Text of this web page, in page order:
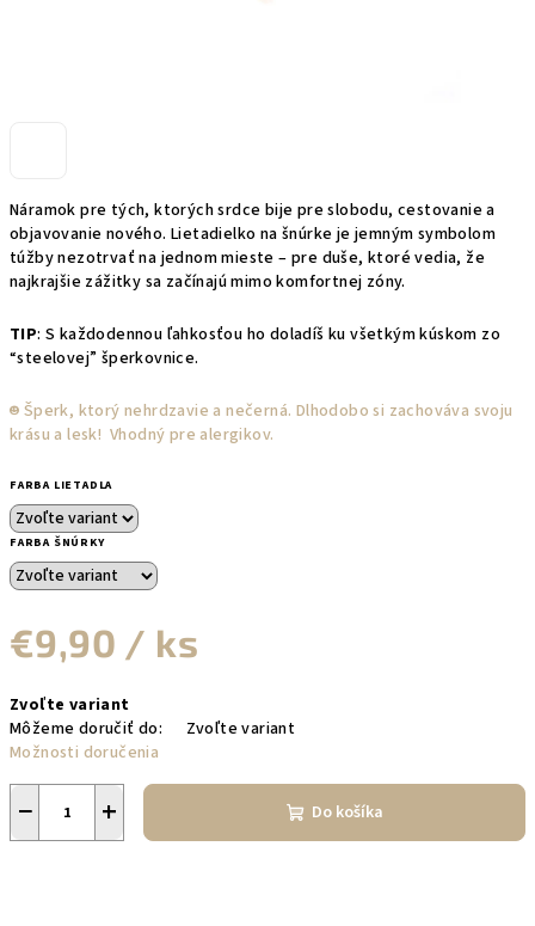
Náramok pre tých, ktorých srdce bije pre slobodu, cestovanie a
objavovanie nového. Lietadielko na šnúrke je jemným symbolom
túžby nezotrvať na jednom mieste – pre duše, ktoré vedia, že
najkrajšie zážitky sa začínajú mimo komfortnej zóny.
TIP: S každodennou ľahkosťou ho doladíš ku všetkým kúskom zo
“steelovej” šperkovnice.
☻︎ Šperk, ktorý nehrdzavie a nečerná. Dlhodobo si zachováva svoju
krásu a lesk! Vhodný pre alergikov.
FARBA LIETADLA
FARBA ŠNÚRKY
€9,90 / ks
cena:
Zvoľte variant
Môžeme doručiť do:
Zvoľte variant
Možnosti doručenia
+
− Do košíka